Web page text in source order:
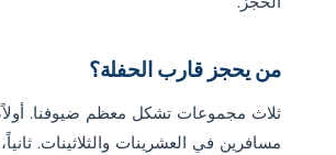
من يحجز قارب الحفلة؟
ثلاث مجموعات تشكل معظم ضيوفنا.
مسافرين في العشرينات والثلاثينات.